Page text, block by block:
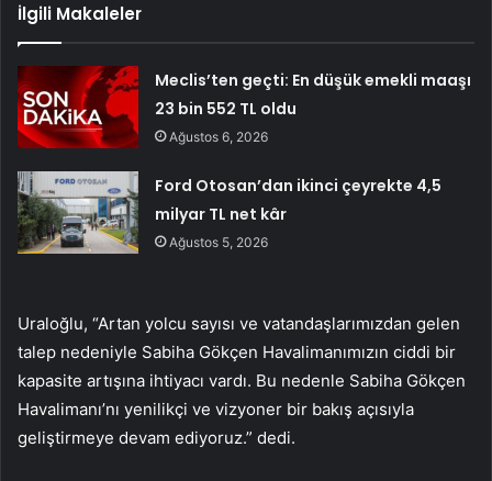
İlgili Makaleler
Meclis’ten geçti: En düşük emekli maaşı
23 bin 552 TL oldu
Ağustos 6, 2026
Ford Otosan’dan ikinci çeyrekte 4,5
milyar TL net kâr
Ağustos 5, 2026
Uraloğlu, “Artan yolcu sayısı ve vatandaşlarımızdan gelen
talep nedeniyle Sabiha Gökçen Havalimanımızın ciddi bir
kapasite artışına ihtiyacı vardı. Bu nedenle Sabiha Gökçen
Havalimanı’nı yenilikçi ve vizyoner bir bakış açısıyla
geliştirmeye devam ediyoruz.” dedi.